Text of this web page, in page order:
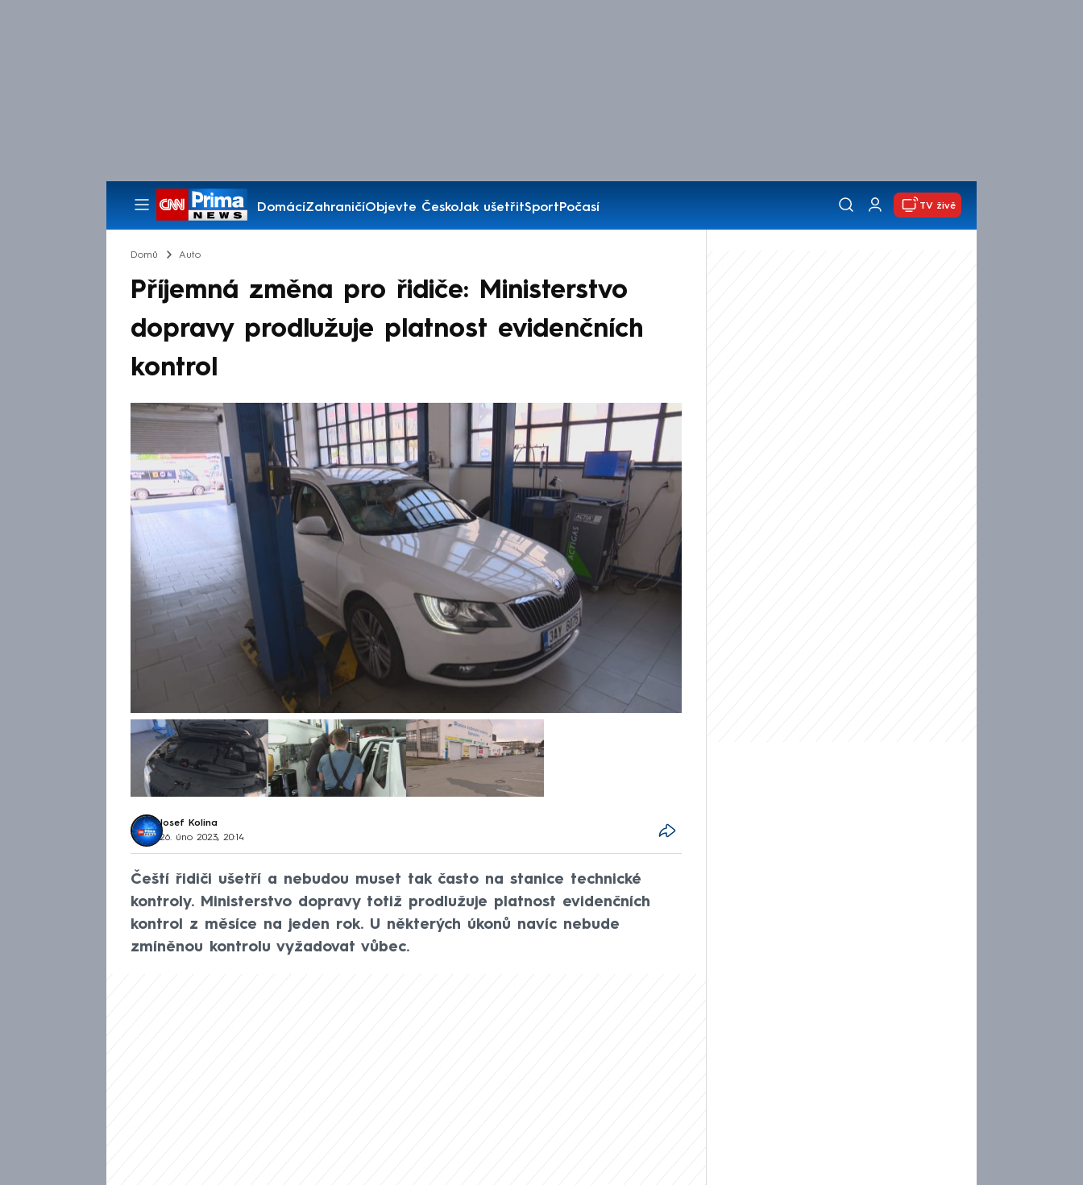
DomácíZahraničíObjevte ČeskoJak ušetřitSportPočasí
Pořady
TV živě
Domů Auto
Příjemná změna pro řidiče: Ministerstvo
dopravy prodlužuje platnost evidenčních
kontrol
Josef Kolina
26. úno 2023, 20:14
Čeští řidiči ušetří a nebudou muset tak často na stanice technické
kontroly. Ministerstvo dopravy totiž prodlužuje platnost evidenčních
kontrol z měsíce na jeden rok. U některých úkonů navíc nebude
zmíněnou kontrolu vyžadovat vůbec.